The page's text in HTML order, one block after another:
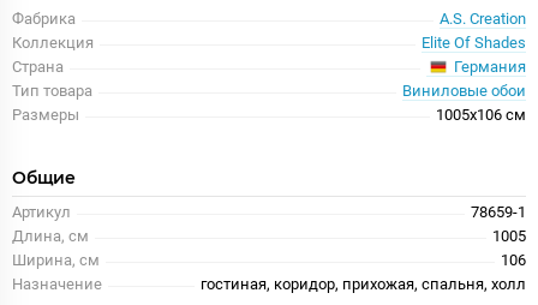
Фабрика
A.S. Creation
Коллекция
Elite Of Shades
Страна
Германия
Тип товара
Виниловые обои
Размеры
1005x106 см
Общие
Артикул
78659-1
Длина, см
1005
Ширина, см
106
Назначение
гостиная, коридор, прихожая, спальня, холл